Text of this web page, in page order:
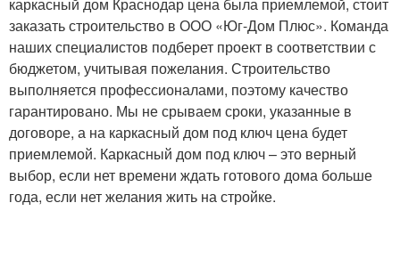
заказать строительство в ООО «Юг-Дом Плюс». Команда
наших специалистов подберет проект в соответствии с
бюджетом, учитывая пожелания. Строительство
выполняется профессионалами, поэтому качество
гарантировано. Мы не срываем сроки, указанные в
договоре, а на каркасный дом под ключ цена будет
приемлемой. Каркасный дом под ключ – это верный
выбор, если нет времени ждать готового дома больше
года, если нет желания жить на стройке.